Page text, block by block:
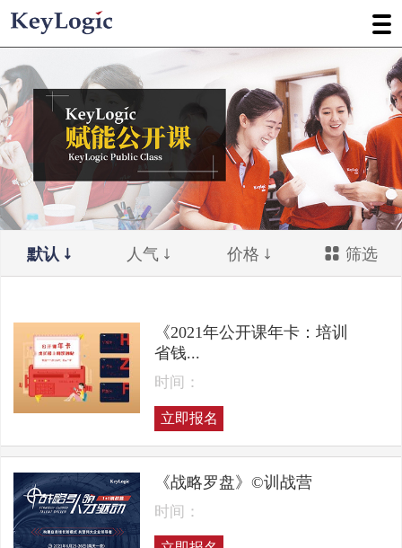
默认 人气 价格 筛选
《2021年公开课年卡：培训
省钱...
时间：
立即报名
《战略罗盘》©训战营
时间：